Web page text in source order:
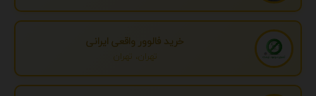
خرید فالوور واقعی ایرانی
تهران، تهران